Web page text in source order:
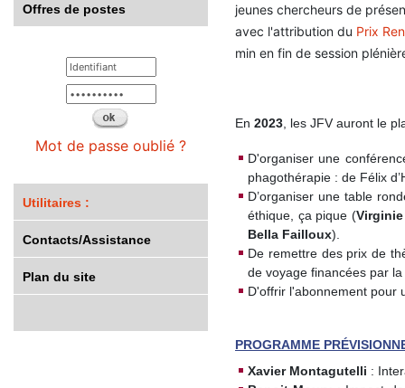
Offres de postes
Mot de passe oublié ?
Utilitaires :
Contacts/Assistance
Plan du site
jeunes chercheurs de
avec l'attribution du Prix
min en fin de session
En 2023 , les JFV auront le
D'organiser une
phagothérapie : de Félix
D’organiser une table
éthique, ça pique (
Bella Failloux).
De remettre des prix de
de voyage financées par
D'offrir l'abonnement pour
PROGRAMME
Xavier Montagutelli :